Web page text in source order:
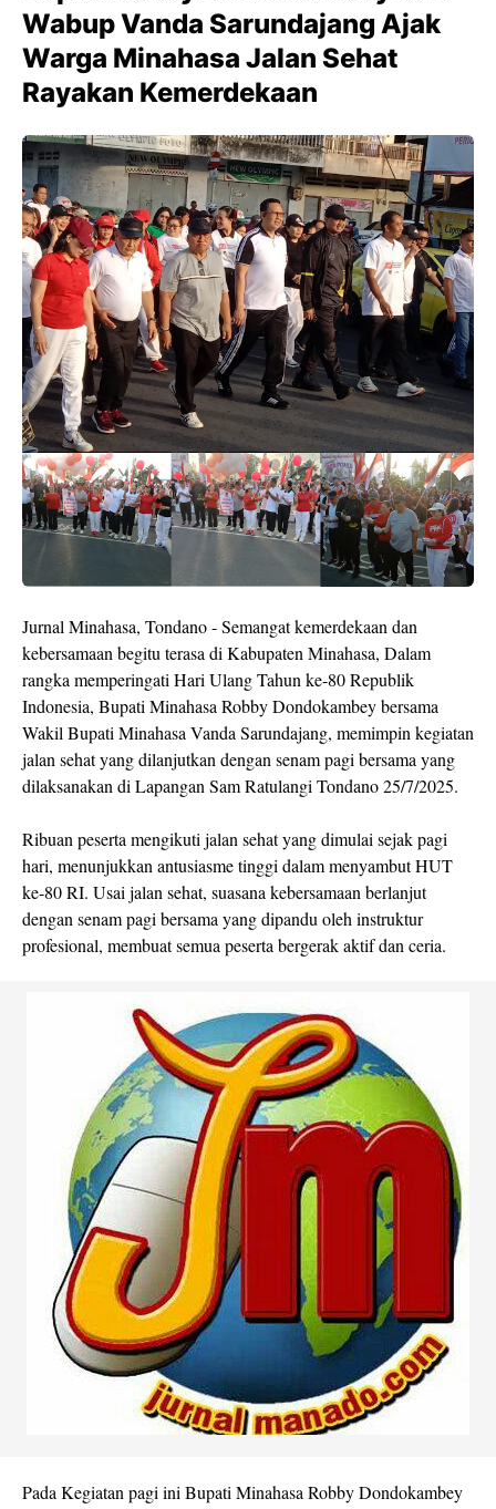
Wabup Vanda Sarundajang Ajak
Warga Minahasa Jalan Sehat
Rayakan Kemerdekaan
Jurnal Minahasa, Tondano - Semangat kemerdekaan dan
kebersamaan begitu terasa di Kabupaten Minahasa, Dalam
rangka memperingati Hari Ulang Tahun ke-80 Republik
Indonesia, Bupati Minahasa Robby Dondokambey bersama
Wakil Bupati Minahasa Vanda Sarundajang, memimpin kegiatan
jalan sehat yang dilanjutkan dengan senam pagi bersama yang
dilaksanakan di Lapangan Sam Ratulangi Tondano 25/7/2025.
Ribuan peserta mengikuti jalan sehat yang dimulai sejak pagi
hari, menunjukkan antusiasme tinggi dalam menyambut HUT
ke-80 RI. Usai jalan sehat, suasana kebersamaan berlanjut
dengan senam pagi bersama yang dipandu oleh instruktur
profesional, membuat semua peserta bergerak aktif dan ceria.
Pada Kegiatan pagi ini Bupati Minahasa Robby Dondokambey